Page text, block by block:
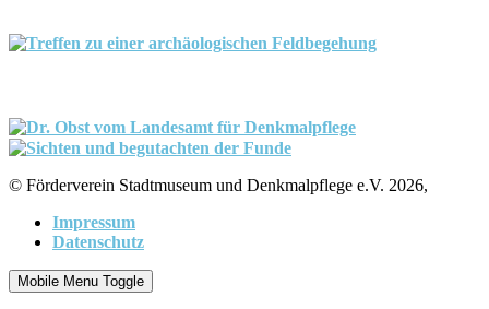
© Förderverein Stadtmuseum und Denkmalpflege e.V. 2026,
Impressum
Datenschutz
Mobile Menu Toggle